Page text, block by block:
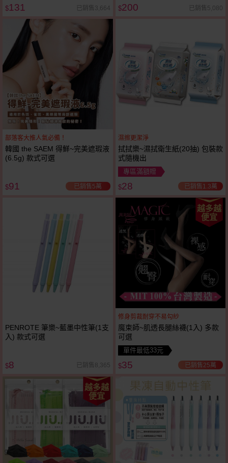
$131 已銷售3,664 $200 已銷售5,080
部落客大推人氣必備！
韓國 the SAEM 得鮮~完美遮瑕液
(6.5g) 款式可選
$91 已銷售5萬
濕擦更潔淨
拭拭樂~濕拭衛生紙(20抽) 包裝款
式隨機出
專區滿額贈
$28 已銷售1.3萬
PENROTE 筆樂~藍墨中性筆(1支
入) 款式可選
$8 已銷售8,365
越多越
便宜
修身剪裁耐穿不易勾紗
魔束師~肌透長腿絲襪(1入) 多款
可選
單件最低33元
$35 已銷售25萬
越多越
便宜